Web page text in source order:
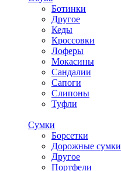
Ботинки
Другое
Кеды
Кроссовки
Лоферы
Мокасины
Сандалии
Сапоги
Слипоны
Туфли
Сумки
Борсетки
Дорожные сумки
Другое
Портфели